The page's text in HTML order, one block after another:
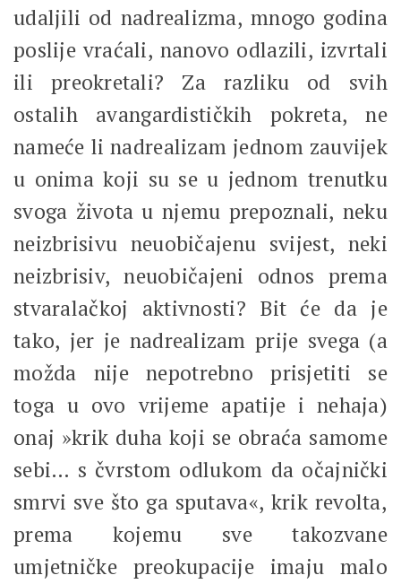
udaljili od nadrealizma, mnogo godina
poslije vraćali, nanovo odlazili, izvrtali
ili preokretali? Za razliku od svih
ostalih avangardističkih pokreta, ne
nameće li nadrealizam jednom zauvijek
u onima koji su se u jednom trenutku
svoga života u njemu prepoznali, neku
neizbrisivu neuobičajenu svijest, neki
neizbrisiv, neuobičajeni odnos prema
stvaralačkoj aktivnosti? Bit će da je
tako, jer je nadrealizam prije svega (a
možda nije nepotrebno prisjetiti se
toga u ovo vrijeme apatije i nehaja)
onaj »krik duha koji se obraća samome
sebi… s čvrstom odlukom da očajnički
smrvi sve što ga sputava«, krik revolta,
prema kojemu sve takozvane
umjetničke preokupacije imaju malo